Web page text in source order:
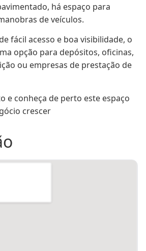
há espaço para
de veículos.
fácil acesso e boa visibilidade, o
opção para depósitos, oficinas,
ou empresas de prestação de
e conheça de perto este espaço
crescer